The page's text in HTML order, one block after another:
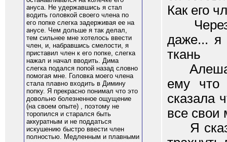
ануса. Не удержавшись я стал
водить головкой своего члена по
его попке слегка задерживая ее на
анусе. Чем дольше я так делал,
тем сильнее мне хотелось ввести
член, и, набравшись смелости, я
приставил член к его попке, слегка
нажал и начал вводить. Дима
слегка подался попой назад словно
помогая мне. Головка моего члена
стала плавно входить в Димину
попку. Я прекрасно понимал что это
довольно болезненное ощущение
(на своем опыте) , поэтому не
торопился и старался быть
аккуратным и не поддаться
искушению быстро ввести член
полностью. Медленным и плавными
Как его
Через
даже... я
ткань
Алеша
ему что
сказала
все свои
Я